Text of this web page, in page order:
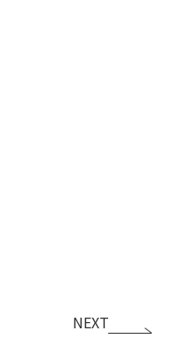
NEXT